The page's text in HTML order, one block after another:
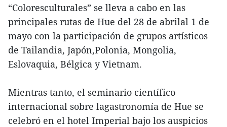
“Coloresculturales” se lleva a cabo en las
principales rutas de Hue del 28 de abrilal 1 de
mayo con la participación de grupos artísticos
de Tailandia, Japón,Polonia, Mongolia,
Eslovaquia, Bélgica y Vietnam.
Mientras tanto, el seminario científico
internacional sobre lagastronomía de Hue se
celebró en el hotel Imperial bajo los auspicios